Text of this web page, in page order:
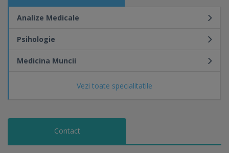
Vezi toate specialitatile
Analize Medicale
Psihologie
Medicina Muncii
Contact